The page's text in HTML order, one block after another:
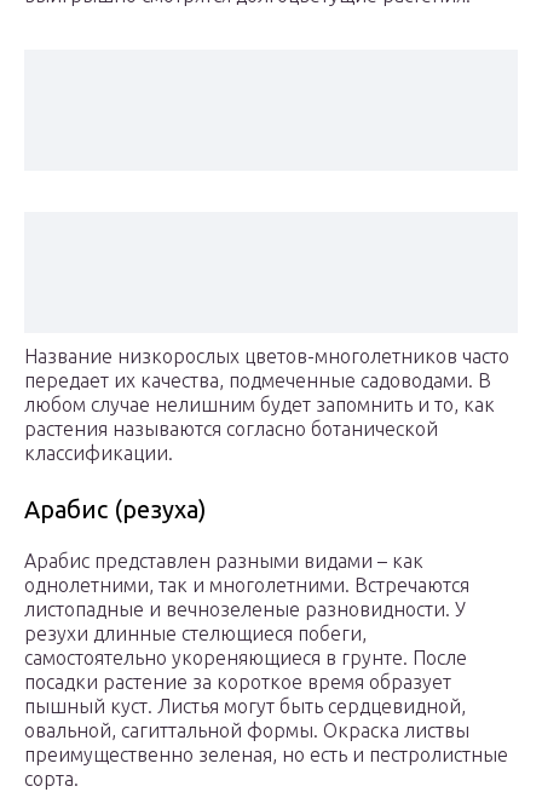
Название низкорослых цветов-многолетников часто
передает их качества, подмеченные садоводами. В
любом случае нелишним будет запомнить и то, как
растения называются согласно ботанической
классификации.
Арабис (резуха)
Арабис представлен разными видами – как
однолетними, так и многолетними. Встречаются
листопадные и вечнозеленые разновидности. У
резухи длинные стелющиеся побеги,
самостоятельно укореняющиеся в грунте. После
посадки растение за короткое время образует
пышный куст. Листья могут быть сердцевидной,
овальной, сагиттальной формы. Окраска листвы
преимущественно зеленая, но есть и пестролистные
сорта.